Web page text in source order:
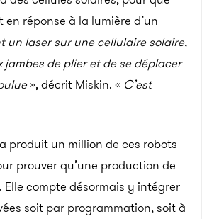
en réponse à la lumière d’un
un laser sur une cellulaire solaire,
jambes de plier et de se déplacer
», décrit Miskin. « C’est
produit un million de ces robots
prouver qu’une production de
Elle compte désormais y intégrer
soit par programmation, soit à